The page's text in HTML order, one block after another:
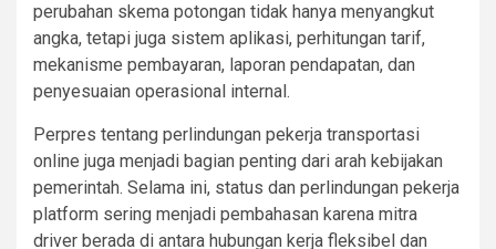
perubahan skema potongan tidak hanya menyangkut
angka, tetapi juga sistem aplikasi, perhitungan tarif,
mekanisme pembayaran, laporan pendapatan, dan
penyesuaian operasional internal.
Perpres tentang perlindungan pekerja transportasi
online juga menjadi bagian penting dari arah kebijakan
pemerintah. Selama ini, status dan perlindungan pekerja
platform sering menjadi pembahasan karena mitra
driver berada di antara hubungan kerja fleksibel dan